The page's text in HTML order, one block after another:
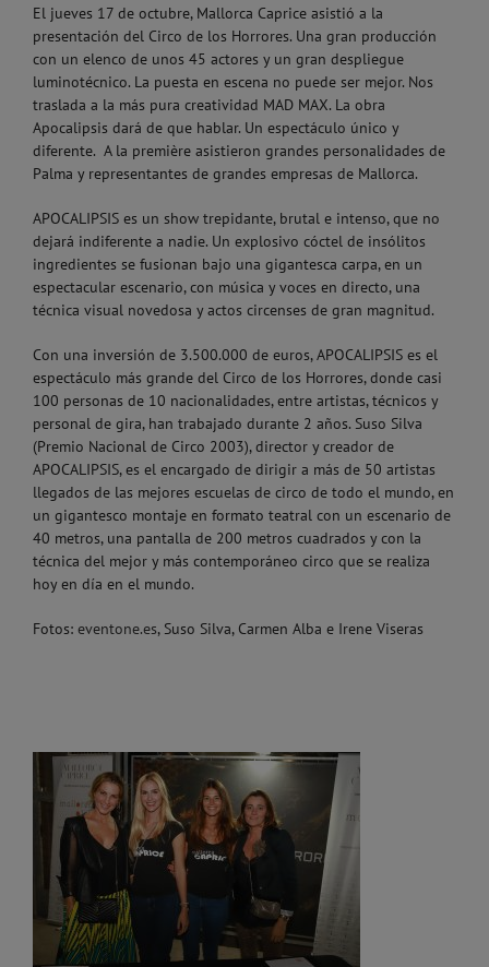
El jueves 17 de octubre, Mallorca Caprice asistió a la
presentación del Circo de los Horrores. Una gran producción
con un elenco de unos 45 actores y un gran despliegue
luminotécnico. La puesta en escena no puede ser mejor. Nos
traslada a la más pura creatividad MAD MAX. La obra
Apocalipsis dará de que hablar. Un espectáculo único y
diferente. A la première asistieron grandes personalidades de
Palma y representantes de grandes empresas de Mallorca.
APOCALIPSIS es un show trepidante, brutal e intenso, que no
dejará indiferente a nadie. Un explosivo cóctel de insólitos
ingredientes se fusionan bajo una gigantesca carpa, en un
espectacular escenario, con música y voces en directo, una
técnica visual novedosa y actos circenses de gran magnitud.
Con una inversión de 3.500.000 de euros, APOCALIPSIS es el
espectáculo más grande del Circo de los Horrores, donde casi
100 personas de 10 nacionalidades, entre artistas, técnicos y
personal de gira, han trabajado durante 2 años. Suso Silva
(Premio Nacional de Circo 2003), director y creador de
APOCALIPSIS, es el encargado de dirigir a más de 50 artistas
llegados de las mejores escuelas de circo de todo el mundo, en
un gigantesco montaje en formato teatral con un escenario de
40 metros, una pantalla de 200 metros cuadrados y con la
técnica del mejor y más contemporáneo circo que se realiza
hoy en día en el mundo.
Fotos: eventone.es, Suso Silva, Carmen Alba e Irene Viseras